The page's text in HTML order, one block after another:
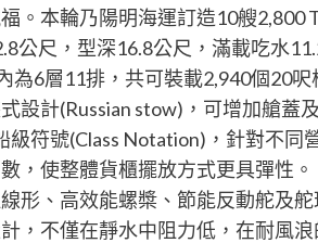
。本輪乃陽明海運訂造10艘2,800
公尺，型深16.8公尺，滿載吃水
為6層11排，共可裝載2,940個20
設計(Russian stow)，可增加艙蓋
級符號(Class Notation)，針對不同
，使整體貨櫃擺放方式更具彈性。
形、高效能螺槳、節能反動舵及
，不僅在靜水中阻力低，在耐風